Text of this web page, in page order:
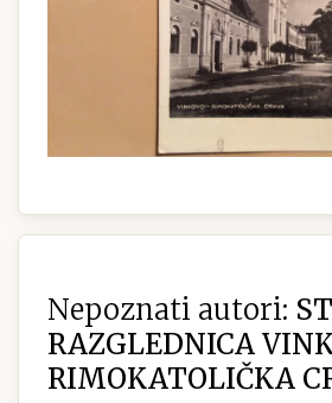
Nepoznati autori:
RAZGLEDNICA
RIMOKATOLIČKA